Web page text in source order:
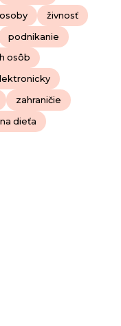
živnosť
podnikanie
osôb
zahraničie
dieťa